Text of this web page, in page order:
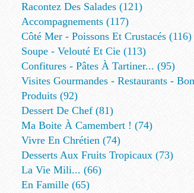
Racontez Des Salades (121)
Accompagnements (117)
Côté Mer - Poissons Et Crustacés (116)
Soupe - Velouté Et Cie (113)
Confitures - Pâtes À Tartiner... (95)
Visites Gourmandes - Restaurants -
Produits (92)
Dessert De Chef (81)
Ma Boite À Camembert ! (74)
Vivre En Chrétien (74)
Desserts Aux Fruits Tropicaux (73)
La Vie Mili... (66)
En Famille (65)